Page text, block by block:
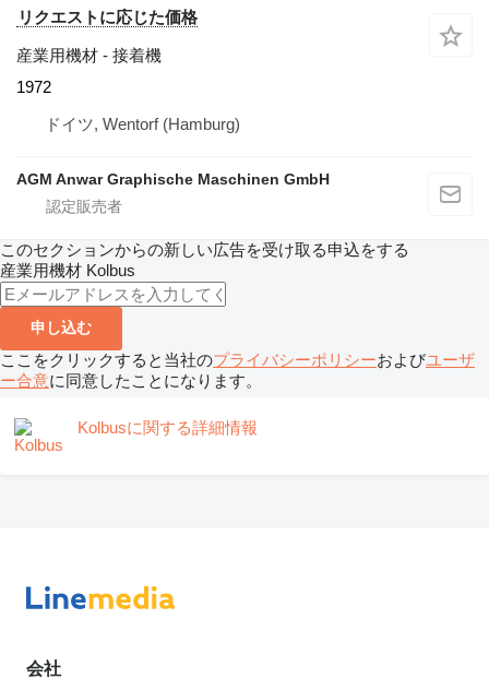
リクエストに応じた価格
産業用機材 - 接着機
1972
ドイツ, Wentorf (Hamburg)
AGM Anwar Graphische Maschinen GmbH
このセクションからの新しい広告を受け取る申込をする
産業用機材 Kolbus
申し込む
ここをクリックすると当社のプライバシーポリシーおよびユーザ
ー合意に同意したことになります。
Kolbusに関する詳細情報
会社